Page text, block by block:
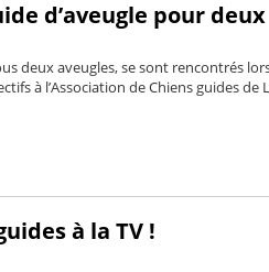
d’aveugle pour deux
deux aveugles, se sont rencontrés
à l’Association de Chiens guides de
à la TV !